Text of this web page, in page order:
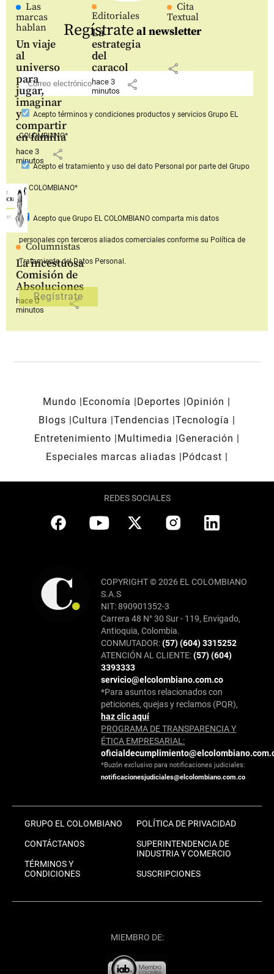
Las
marcas
hablan
Un viaje
al
universo
para
jugar,
imaginar
y
compartir
en familia
hace 3
minutos
share
Editoriales
La
estrategia
del
caracol
hace 3
minutos
share
Cita
Textual
share
Columnistas
La incestuosa
Comisión de
Absoluciones
hace 0
minutos
share
Regístrate al newsletter
Aceptotérminos y condiciones productos y serviciosGrupo EL
COLOMBIANO*
Acepto el tratamiento y uso del dato Personal por parte del Grupo
EL COLOMBIANO*
Acepto que Grupo EL COLOMBIANOcomparta mis datos
personales con terceros aliados comerciales conforme su Política de
Tratamiento del Datos Personal.
Mundo Economía Deportes
Opinión
Blogs
Cultura Tendencias Tecnología
Entretenimiento
Multimedia
Generación
Especiales marcas aliadas
Pódcast
REDES SOCIALES
COPYRIGHT © 2026 EL COLOMBIANO
S.A.S
NIT: 890901352-3
Carrera 48 N° 30 Sur - 119, Envigado,
Antioquia, Colombia.
CONMUTADOR:(57) (604) 3315252
ATENCIÓN AL CLIENTE:(57) (604)
3393333
servicio@elcolombiano.com.co
*Para asuntos relacionados con
peticiones, quejas y reclamos (PQR),
haz clic aquí
PROGRAMA DE TRANSPARENCIA Y
ÉTICA EMPRESARIAL:
*Buzón exclusivo para notificaciones judiciales:
notificacionesjudiciales@elcolombiano.com.co
GRUPO EL COLOMBIANO
CONTÁCTANOS
TÉRMINOS Y
CONDICIONES
POLÍTICA DE PRIVACIDAD
SUPERINTENDENCIA DE
INDUSTRIA Y COMERCIO
SUSCRIPCIONES
MIEMBRO DE: